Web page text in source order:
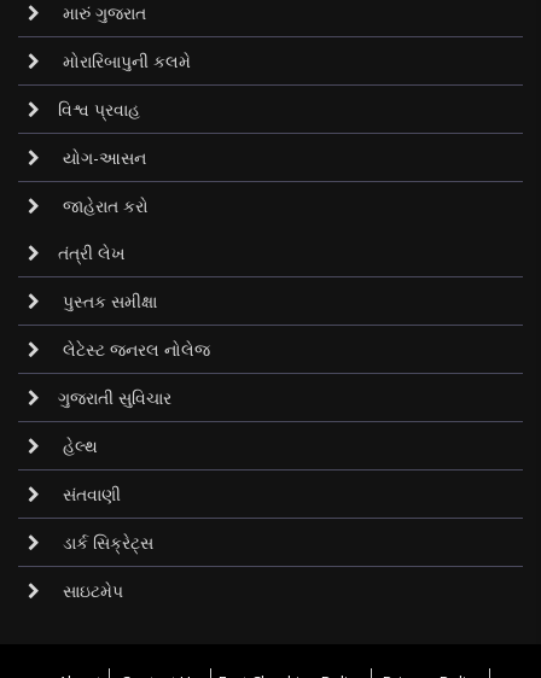
મારું ગુજરાત
મોરારિબાપુની કલમે
વિશ્વ પ્રવાહ
યોગ-આસન
જાહેરાત કરો
તંત્રી લેખ
પુસ્તક સમીક્ષા
લેટેસ્ટ જનરલ નોલેજ
ગુજરાતી સુવિચાર
હેલ્થ
સંતવાણી
ડાર્ક સિક્રેટ્‌સ
સાઇટમેપ